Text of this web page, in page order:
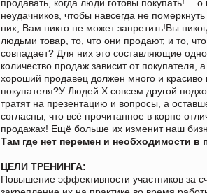
продавать, когда люди готовы покупать!… о
неудачников, чтобы навсегда не
них, Вам никто не может запретить!Вы
людьми товар, то, что они продают, и то,
совпадает? Для них это составляющие
количество продаж зависит от
хороший продавец должен много и красиво
покупателя?У Людей Х совсем другой
тратят на презентацию и вопросы, а
согласны, что всё прочитанное в корне
продажах! Ещё больше их изменит наш
Там где нет перемен и необходимости в
ЦЕЛИ ТРЕНИНГА:
Повышение эффективности участников за